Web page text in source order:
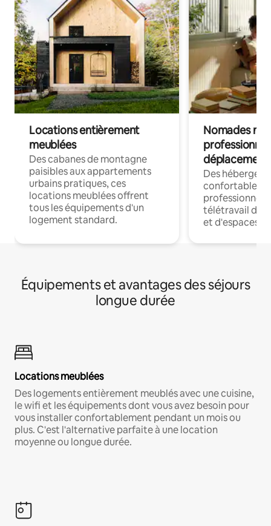
Locations entièrement
meublées
Des cabanes de montagne
paisibles aux appartements
urbains pratiques, ces
locations meublées offrent
tous les équipements d'un
logement standard.
Nomades
déplacement
Des
confortables
professionnels
télétravail
et d'espaces
Équipements et avantages des séjours
longue durée
Locations meublées
Des logements entièrement meublés avec une cuisine,
le wifi et les équipements dont vous avez besoin pour
vous installer confortablement pendant un mois ou
plus. C'est l'alternative parfaite à une location
moyenne ou longue durée.